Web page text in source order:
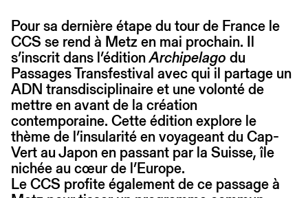
Pour sa dernière étape du tour de France le
CCS se rend à Metz en mai prochain. Il
s’inscrit dans l’éditionArchipelago du
Passages Transfestival avec qui il partage un
ADN transdisciplinaire et une volonté de
mettre en avant de la création
contemporaine. Cette édition explore le
thème de l’insularité en voyageant du Cap-
Vert au Japon en passant par la Suisse, île
nichée au cœur de l’Europe.
Le CCS profite également de ce passage à